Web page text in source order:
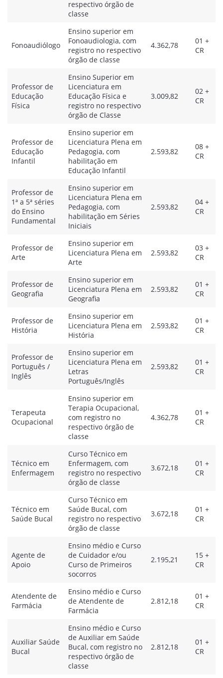
respectivo órgão de
classe
Fonoaudiólogo
Ensino superior em
Fonoaudiologia, com
registro no respectivo
órgão de classe
4.362,78
01 +
CR
Professor de
Educação
Física
Ensino Superior em
Licenciatura em
Educação Física e
registro no respectivo
órgão de Classe
3.009,82
02 +
CR
Professor de
Educação
Infantil
Ensino superior em
Licenciatura Plena em
Pedagogia, com
habilitação em
Educação Infantil
2.593,82
08 +
CR
Professor de
1ª a 5ª séries
do Ensino
Fundamental
Ensino superior em
Licenciatura Plena em
Pedagogia, com
habilitação em Séries
Iniciais
2.593,82
04 +
CR
Professor de
Arte
Ensino superior em
Licenciatura Plena em
Arte
2.593,82
03 +
CR
Professor de
Geografia
Ensino superior em
Licenciatura Plena em
Geografia
2.593,82
01 +
CR
Professor de
História
Ensino superior em
Licenciatura Plena em
História
2.593,82
01 +
CR
Professor de
Português /
Inglês
Ensino superior em
Licenciatura Plena em
Letras
Português/Inglês
2.593,82
01 +
CR
Terapeuta
Ocupacional
Ensino superior em
Terapia Ocupacional,
com registro no
respectivo órgão de
classe
4.362,78
01 +
CR
Técnico em
Enfermagem
Curso Técnico em
Enfermagem, com
registro no respectivo
órgão de classe
3.672,18
01 +
CR
Técnico em
Saúde Bucal
Curso Técnico em
Saúde Bucal, com
registro no respectivo
órgão de classe
3.672,18
01 +
CR
Agente de
Apoio
Ensino médio e Curso
de Cuidador e/ou
Curso de Primeiros
socorros
2.195,21
15 +
CR
Atendente de
Farmácia
Ensino médio e Curso
de Atendente de
Farmácia
2.812,18
01 +
CR
Auxiliar Saúde
Bucal
Ensino médio e Curso
de Auxiliar em Saúde
Bucal, com registro no
respectivo órgão de
classe
2.812,18
01 +
CR